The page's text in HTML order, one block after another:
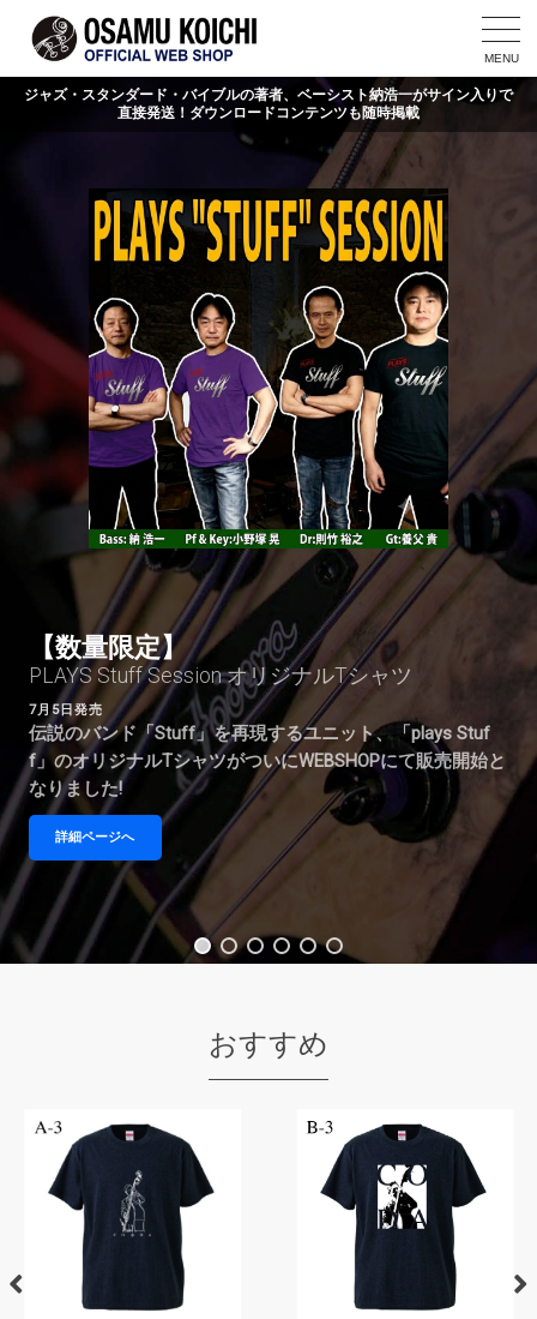
MENU
ジャズ・スタンダード・バイブルの著者、ベーシスト納浩一がサイン入りで
直接発送！ダウンロードコンテンツも随時掲載
【数量限定】
PLAYS Stuff Session オリジナルTシャツ
7月5日発売
伝説のバンド「Stuff」を再現するユニット、「plays Stuf
f」のオリジナルTシャツがついにWEBSHOPにて販売開始と
なりました!
詳細ページへ
おすすめ